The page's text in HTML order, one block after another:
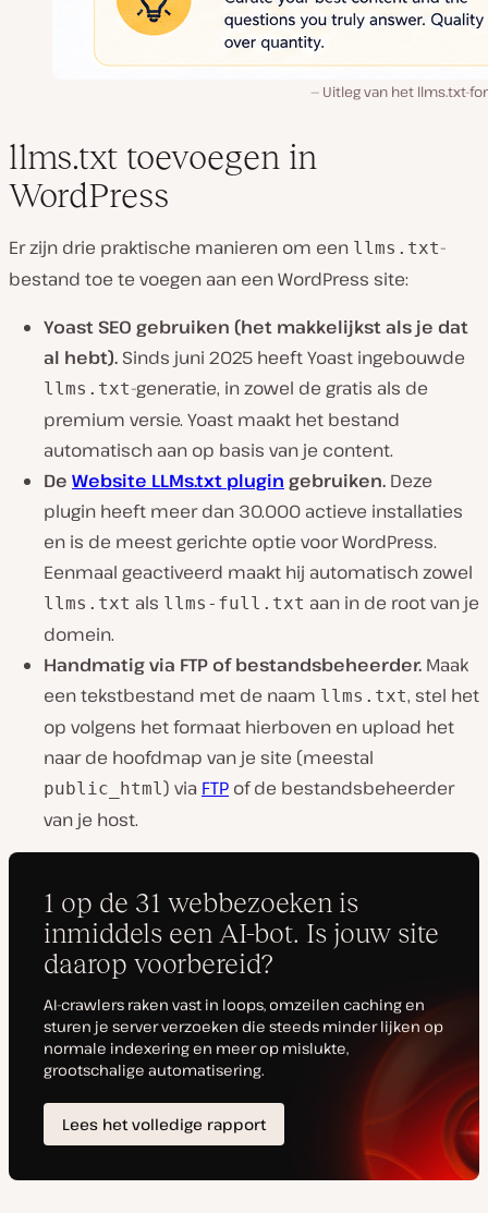
Uitleg van het llms.txt-
llms.txt toevoegen in
WordPress
Er zijn drie praktische manieren om een llms.txt-
bestand toe te voegen aan een WordPress site:
Yoast SEO gebruiken (het makkelijkst als je dat
al hebt). Sinds juni 2025 heeft Yoast ingebouwde
llms.txt-generatie, in zowel de gratis als de
premium versie. Yoast maakt het bestand
automatisch aan op basis van je content.
De Website LLMs.txt plugin gebruiken. Deze
plugin heeft meer dan 30.000 actieve installaties
en is de meest gerichte optie voor WordPress.
Eenmaal geactiveerd maakt hij automatisch zowel
llms.txt als llms-full.txt aan in de root van je
domein.
Handmatig via FTP of bestandsbeheerder. Maak
een tekstbestand met de naam llms.txt, stel het
op volgens het formaat hierboven en upload het
naar de hoofdmap van je site (meestal
public_html) via FTP of de bestandsbeheerder
van je host.